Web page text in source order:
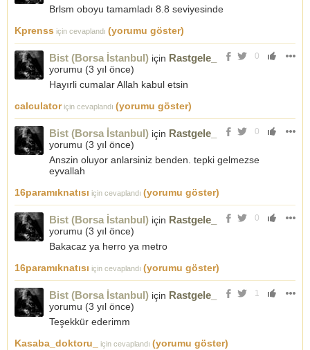
Brlsm oboyu tamamladı 8.8 seviyesinde
Kprenss için cevaplandı (yorumu göster)
0
Bist (Borsa İstanbul) için Rastgele_
yorumu (3 yıl önce)
Hayırli cumalar Allah kabul etsin
calculatoriçin cevaplandı (yorumu göster)
0
Bist (Borsa İstanbul) için Rastgele_
yorumu (3 yıl önce)
Anszin oluyor anlarsiniz benden. tepki gelmezse
eyvallah
16paramıknatısı için cevaplandı (yorumu göster)
0
Bist (Borsa İstanbul) için Rastgele_
yorumu (3 yıl önce)
Bakacaz ya herro ya metro
16paramıknatısı için cevaplandı (yorumu göster)
1
Bist (Borsa İstanbul) için Rastgele_
yorumu (3 yıl önce)
Teşekkür ederimm
Kasaba_doktoru_
için cevaplandı (yorumu göster)